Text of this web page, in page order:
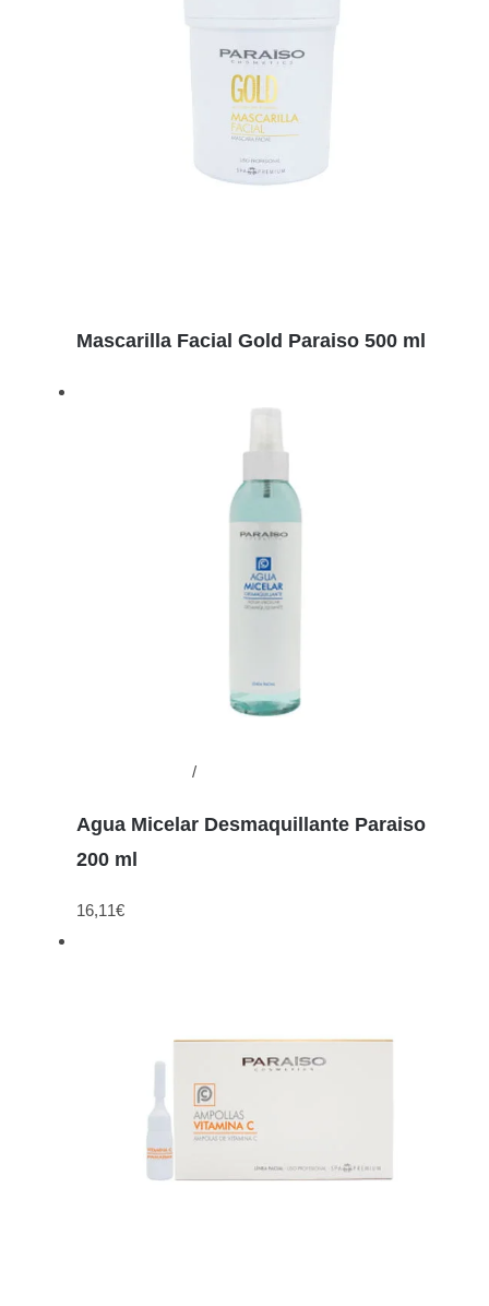
Mascarilla Facial Gold Paraiso 500 ml
/
Agua Micelar Desmaquillante Paraiso
200 ml
16,11€